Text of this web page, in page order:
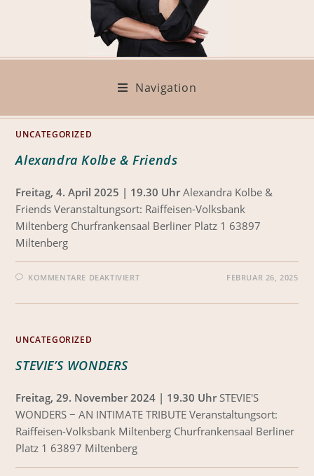
Navigation
UNCATEGORIZED
Alexandra Kolbe & Friends
Freitag, 4. April 2025 | 19.30 Uhr Alexandra Kolbe &
Friends Veranstaltungsort: Raiffeisen-Volksbank
Miltenberg Churfrankensaal Berliner Platz 1 63897
Miltenberg
KOMMENTARE DEAKTIVIERT FEBRUAR 26, 2025
UNCATEGORIZED
STEVIE’S WONDERS
Freitag, 29. November 2024 | 19.30 Uhr STEVIE'S
WONDERS − AN INTIMATE TRIBUTE Veranstaltungsort:
Raiffeisen-Volksbank Miltenberg Churfrankensaal Berliner
Platz 1 63897 Miltenberg